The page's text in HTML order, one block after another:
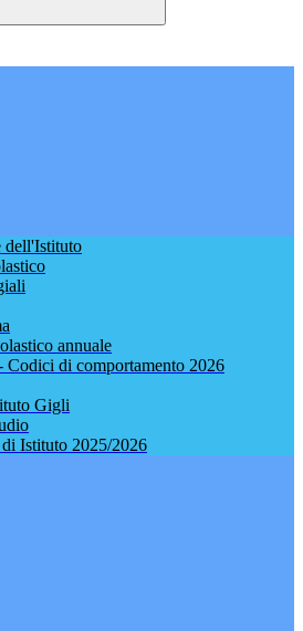
dell'Istituto
annuale
Codici di comportamento 2026
Gigli
Istituto 2025/2026